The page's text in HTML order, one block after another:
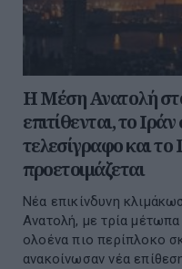
Η Μέση Ανατολή
επιτίθενται, το
τελεσίγραφο και
προετοιμάζεται
Νέα επικίνδυνη
Ανατολή, με τρία
ολοένα πιο περίπλοκο
ανακοίνωσαν νέα